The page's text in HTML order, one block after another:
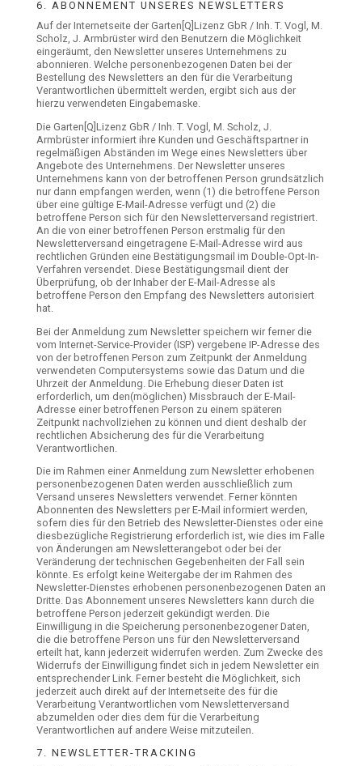
6. ABONNEMENT UNSERES NEWSLETTERS
Auf der Internetseite der Garten[Q]Lizenz GbR / Inh. T. Vogl, M.
Scholz, J. Armbrüster wird den Benutzern die Möglichkeit
eingeräumt, den Newsletter unseres Unternehmens zu
abonnieren. Welche personenbezogenen Daten bei der
Bestellung des Newsletters an den für die Verarbeitung
Verantwortlichen übermittelt werden, ergibt sich aus der
hierzu verwendeten Eingabemaske.
Die Garten[Q]Lizenz GbR / Inh. T. Vogl, M. Scholz, J.
Armbrüster informiert ihre Kunden und Geschäftspartner in
regelmäßigen Abständen im Wege eines Newsletters über
Angebote des Unternehmens. Der Newsletter unseres
Unternehmens kann von der betroffenen Person grundsätzlich
nur dann empfangen werden, wenn (1) die betroffene Person
über eine gültige E-Mail-Adresse verfügt und (2) die
betroffene Person sich für den Newsletterversand registriert.
An die von einer betroffenen Person erstmalig für den
Newsletterversand eingetragene E-Mail-Adresse wird aus
rechtlichen Gründen eine Bestätigungsmail im Double-Opt-In-
Verfahren versendet. Diese Bestätigungsmail dient der
Überprüfung, ob der Inhaber der E-Mail-Adresse als
betroffene Person den Empfang des Newsletters autorisiert
hat.
Bei der Anmeldung zum Newsletter speichern wir ferner die
vom Internet-Service-Provider (ISP) vergebene IP-Adresse des
von der betroffenen Person zum Zeitpunkt der Anmeldung
verwendeten Computersystems sowie das Datum und die
Uhrzeit der Anmeldung. Die Erhebung dieser Daten ist
erforderlich, um den(möglichen) Missbrauch der E-Mail-
Adresse einer betroffenen Person zu einem späteren
Zeitpunkt nachvollziehen zu können und dient deshalb der
rechtlichen Absicherung des für die Verarbeitung
Verantwortlichen.
Die im Rahmen einer Anmeldung zum Newsletter erhobenen
personenbezogenen Daten werden ausschließlich zum
Versand unseres Newsletters verwendet. Ferner könnten
Abonnenten des Newsletters per E-Mail informiert werden,
sofern dies für den Betrieb des Newsletter-Dienstes oder eine
diesbezügliche Registrierung erforderlich ist, wie dies im Falle
von Änderungen am Newsletterangebot oder bei der
Veränderung der technischen Gegebenheiten der Fall sein
könnte. Es erfolgt keine Weitergabe der im Rahmen des
Newsletter-Dienstes erhobenen personenbezogenen Daten an
Dritte. Das Abonnement unseres Newsletters kann durch die
betroffene Person jederzeit gekündigt werden. Die
Einwilligung in die Speicherung personenbezogener Daten,
die die betroffene Person uns für den Newsletterversand
erteilt hat, kann jederzeit widerrufen werden. Zum Zwecke des
Widerrufs der Einwilligung findet sich in jedem Newsletter ein
entsprechender Link. Ferner besteht die Möglichkeit, sich
jederzeit auch direkt auf der Internetseite des für die
Verarbeitung Verantwortlichen vom Newsletterversand
abzumelden oder dies dem für die Verarbeitung
Verantwortlichen auf andere Weise mitzuteilen.
7. NEWSLETTER-TRACKING